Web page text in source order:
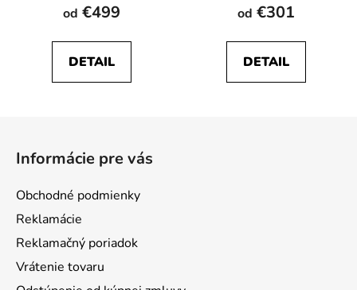
od €499
DETAIL
od €301
DETAIL
Informácie pre vás
Obchodné podmienky
Reklamácie
Reklamačný poriadok
Vrátenie tovaru